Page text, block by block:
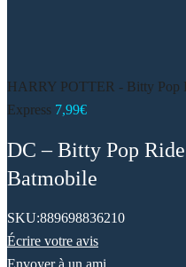
HARRY POTTER - Bitty Pop
Express 7,99€
DC – Bitty Pop
Batmobile
SKU:889698836210
Écrire votre avis
Envoyer à un ami